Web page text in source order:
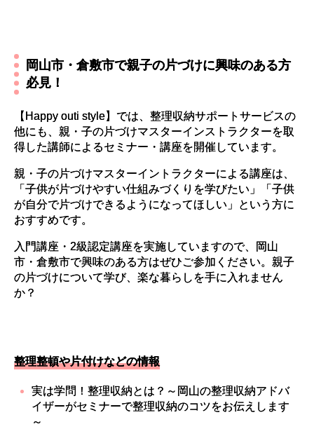
岡山市・倉敷市で親子の片づけに興味のある方
必見！
【Happy outi style】では、整理収納サポートサービスの
他にも、親・子の片づけマスターインストラクターを取
得した講師によるセミナー・講座を開催しています。
親・子の片づけマスターイントラクターによる講座は、
「子供が片づけやすい仕組みづくりを学びたい」「子供
が自分で片づけできるようになってほしい」という方に
おすすめです。
入門講座・2級認定講座を実施していますので、岡山
市・倉敷市で興味のある方はぜひご参加ください。親子
の片づけについて学び、楽な暮らしを手に入れません
か？
整理整頓や片付けなどの情報
実は学問！整理収納とは？～岡山の整理収納アドバ
イザーがセミナーで整理収納のコツをお伝えします
～